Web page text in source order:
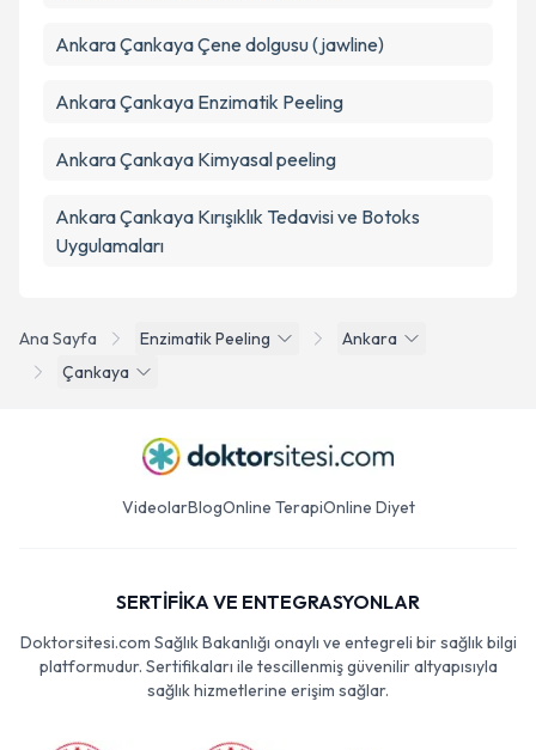
Ana Sayfa Enzimatik Peeling
Ankara
Çankaya
Ankara Çankaya Çene dolgusu (jawline)
Ankara Çankaya Enzimatik Peeling
Ankara Çankaya Kimyasal peeling
Ankara Çankaya Kırışıklık Tedavisi ve Botoks
Uygulamaları
VideolarBlogOnline TerapiOnline Diyet
SERTİFİKA VE ENTEGRASYONLAR
Doktorsitesi.com Sağlık Bakanlığı onaylı ve entegreli bir sağlık bilgi
platformudur. Sertifikaları ile tescillenmiş güvenilir altyapısıyla
sağlık hizmetlerine erişim sağlar.